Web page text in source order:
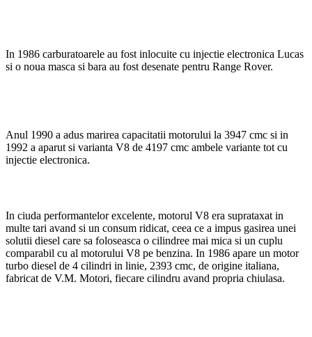
In 1986 carburatoarele au fost inlocuite cu injectie electronica Lucas
si o noua masca si bara au fost desenate pentru Range Rover.
Anul 1990 a adus marirea capacitatii motorului la 3947 cmc si in
1992 a aparut si varianta V8 de 4197 cmc ambele variante tot cu
injectie electronica.
In ciuda performantelor excelente, motorul V8 era suprataxat in
multe tari avand si un consum ridicat, ceea ce a impus gasirea unei
solutii diesel care sa foloseasca o cilindree mai mica si un cuplu
comparabil cu al motorului V8 pe benzina. In 1986 apare un motor
turbo diesel de 4 cilindri in linie, 2393 cmc, de origine italiana,
fabricat de V.M. Motori, fiecare cilindru avand propria chiulasa.